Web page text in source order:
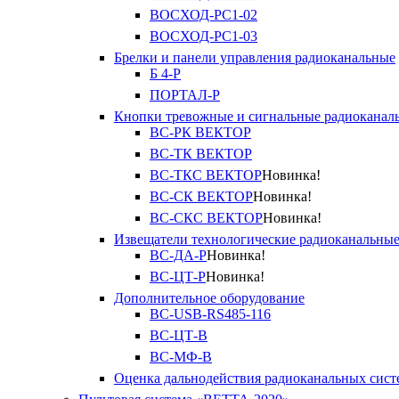
ВОСХОД-РС1-02
ВОСХОД-РС1-03
Брелки и панели управления радиоканальные
Б 4-Р
ПОРТАЛ-Р
Кнопки тревожные и сигнальные
ВС-РК ВЕКТОР
ВС-ТК ВЕКТОР
ВС-ТКС ВЕКТОРНовинка!
ВС-СК ВЕКТОРНовинка!
ВС-СКС ВЕКТОРНовинка!
Извещатели технологические радиоканальные
ВС-ДА-РНовинка!
ВС-ЦТ-РНовинка!
Дополнительное оборудование
ВС-USB-RS485-116
ВС-ЦТ-В
ВС-МФ-В
Оценка дальнодействия радиоканальных